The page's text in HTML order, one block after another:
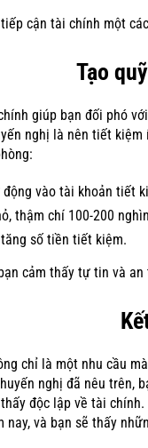
cận tài chính một
Tạo
giúp bạn đối phó
nghị là nên tiết
vào tài khoản tiết
thậm chí 100-200
số tiền tiết kiệm.
cảm thấy tự tin và
chỉ là một nhu cầu
nghị đã nêu trên,
độc lập về tài
nay, và bạn sẽ thấy